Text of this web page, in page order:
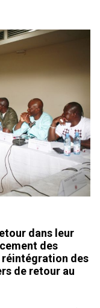
dans leur
des
des
de retour au